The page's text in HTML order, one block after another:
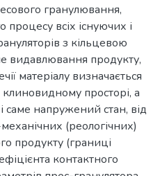
гранулювання,
всіх існуючих і
з кільцевою
видавлювання продукту,
матеріалу визначається
просторі, а
саме напружений стан, від
(реологічних)
продукту (границі
контактного